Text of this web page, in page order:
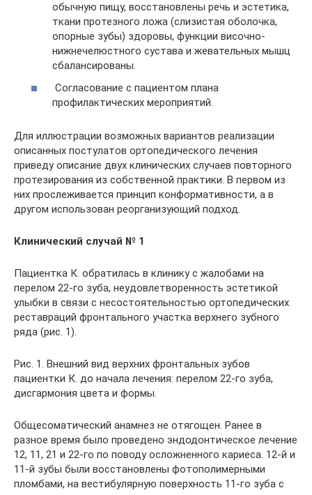
обычную пищу, восстановлены речь и эстетика,
ткани протезного ложа (слизистая оболочка,
опорные зубы) здоровы, функции височно-
нижнечелюстного сустава и жевательных мышц
сбалансированы.
Согласование с пациентом плана
профилактических мероприятий.
Для иллюстрации возможных вариантов реализации
описанных постулатов ортопедического лечения
приведу описание двух клинических случаев повторного
протезирования из собственной практики. В первом из
них прослеживается принцип конформативности, а в
другом использован реорганизующий подход.
Клинический случай № 1
Пациентка К. обратилась в клинику с жалобами на
перелом 22-го зуба, неудовлетворенность эстетикой
улыбки в связи с несостоятельностью ортопедических
реставраций фронтального участка верхнего зубного
ряда (рис. 1).
Рис. 1. Внешний вид верхних фронтальных зубов
пациентки К. до начала лечения: перелом 22-го зуба,
дисгармония цвета и формы.
Общесоматический анамнез не отягощен. Ранее в
разное время было проведено эндодонтическое лечение
12, 11, 21 и 22-го по поводу осложненного кариеса. 12-й и
11-й зубы были восстановлены фотополимерными
пломбами, на вестибулярную поверхность 11-го зуба с